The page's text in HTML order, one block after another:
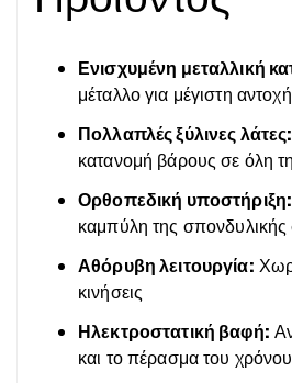
Ενισχυμένη μεταλλική
μέταλλο για μέγιστη αντοχή
Πολλαπλές ξύλινες λάτες:
κατανομή βάρους σε όλη
Ορθοπεδική υποστήριξη:
καμπύλη της σπονδυλικής
Αθόρυβη λειτουργία:
κινήσεις
Ηλεκτροστατική βαφή:
και το πέρασμα του χρόνου